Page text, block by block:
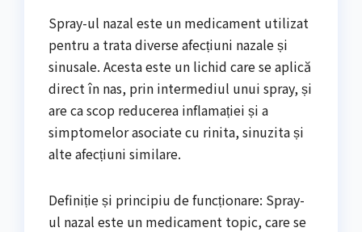
Spray-ul nazal este un medicament utilizat
pentru a trata diverse afecțiuni nazale și
sinusale. Acesta este un lichid care se aplică
direct în nas, prin intermediul unui spray, și
are ca scop reducerea inflamației și a
simptomelor asociate cu rinita, sinuzita și
alte afecțiuni similare.
Definiție și principiu de funcționare: Spray-
ul nazal este un medicament topic, care se